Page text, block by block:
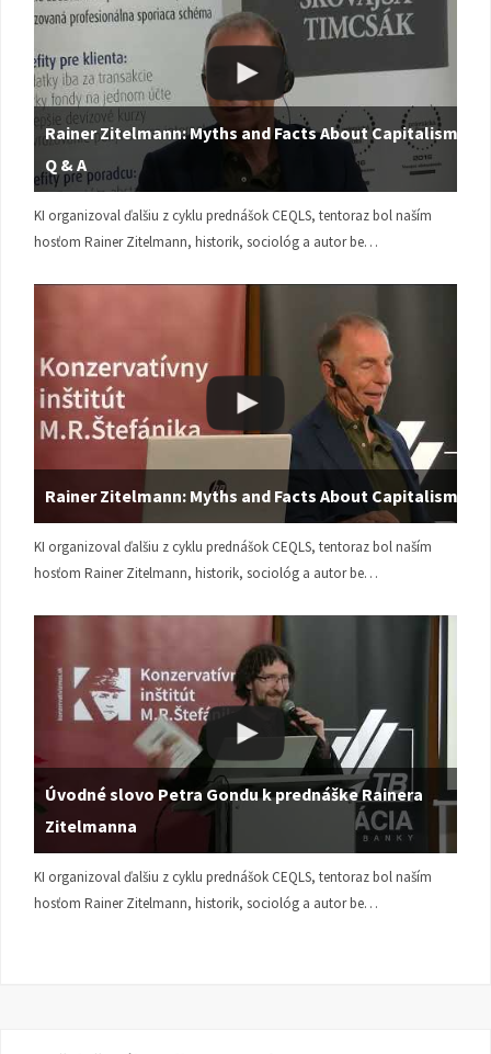
Rainer Zitelmann: Myths and Facts About Capitalism |
Q & A
KI organizoval ďalšiu z cyklu prednášok CEQLS, tentoraz bol naším
hosťom Rainer Zitelmann, historik, sociológ a autor be…
Rainer Zitelmann: Myths and Facts About Capitalism
KI organizoval ďalšiu z cyklu prednášok CEQLS, tentoraz bol naším
hosťom Rainer Zitelmann, historik, sociológ a autor be…
Úvodné slovo Petra Gondu k prednáške Rainera
Zitelmanna
KI organizoval ďalšiu z cyklu prednášok CEQLS, tentoraz bol naším
hosťom Rainer Zitelmann, historik, sociológ a autor be…